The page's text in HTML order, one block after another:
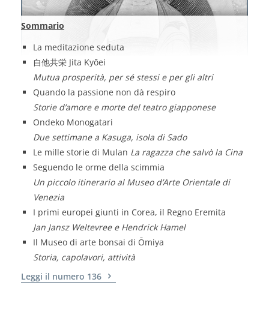
Sommario
La meditazione seduta
自他共栄 Jita Kyōei
Mutua prosperità, per sé stessi e per gli altri
Quando la passione non dà respiro
Storie d’amore e morte del teatro giapponese
Ondeko Monogatari
Due settimane a Kasuga, isola di Sado
Le mille storie di Mulan La ragazza che salvò la Cina
Seguendo le orme della scimmia
Un piccolo itinerario al Museo d’Arte Orientale di
Venezia
I primi europei giunti in Corea, il Regno Eremita
Jan Jansz Weltevree e Hendrick Hamel
Il Museo di arte bonsai di Ōmiya
Storia, capolavori, attività
Leggi il numero 136